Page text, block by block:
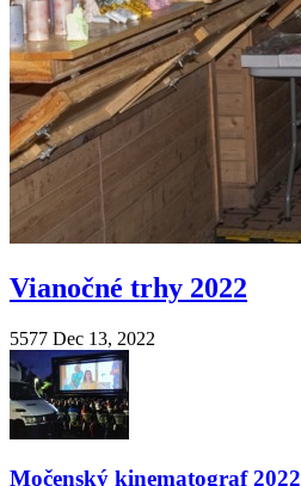
Vianočné trhy 2022
5577 Dec 13, 2022
Močenský kinematograf 2022